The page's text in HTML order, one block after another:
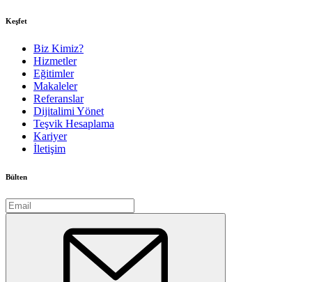
Keşfet
Biz Kimiz?
Hizmetler
Eğitimler
Makaleler
Referanslar
Dijitalimi Yönet
Teşvik Hesaplama
Kariyer
İletişim
Bülten